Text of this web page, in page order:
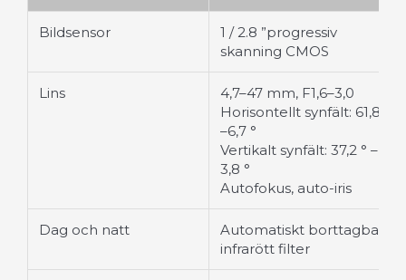
Bildsensor
1 / 2.8 ”progressiv
skanning CMOS
Lins
4,7–47 mm, F1,6–3,0
Horisontellt synfält: 61,8 °
–6,7 °
Vertikalt synfält: 37,2 ° –
3,8 °
Autofokus, auto-iris
Dag och natt
Automatiskt borttagbart
infrarött filter